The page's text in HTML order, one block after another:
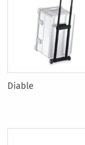
Diable